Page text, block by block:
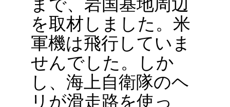
まで、岩国基地周辺
を取材しました。米
軍機は飛行していま
せんでした。しか
し、海上自衛隊のヘ
リが滑走路を使っ